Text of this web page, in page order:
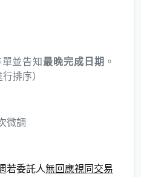
並告知 最晚完成日期 。
排序）
微調
若委託人無回應視同交易